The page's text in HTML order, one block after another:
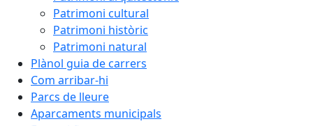
Patrimoni cultural
Patrimoni històric
Patrimoni natural
Plànol guia de carrers
Com arribar-hi
Parcs de lleure
Aparcaments municipals